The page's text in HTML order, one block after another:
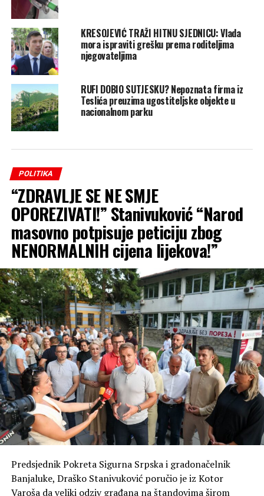
KRESOJEVIĆ TRAŽI HITNU SJEDNICU: Vlada
mora ispraviti grešku prema roditeljima
njegovateljima
RUFI DOBIO SUTJESKU? Nepoznata firma iz
Teslića preuzima ugostiteljske objekte u
nacionalnom parku
POLITIKA
“ZDRAVLJE SE NE SMJE
OPOREZIVATI!” Stanivuković “Narod
masovno potpisuje peticiju zbog
NENORMALNIH cijena lijekova!”
Predsjednik Pokreta Sigurna Srpska i gradonačelnik
Banjaluke, Draško Stanivuković poručio je iz Kotor
Varoša da veliki odziv građana na štandovima širom